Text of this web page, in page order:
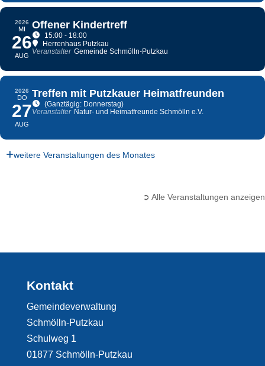
2026
MI
26
AUG
Offener Kindertreff
15:00 - 18:00
Herrenhaus Putzkau
Veranstalter Gemeinde Schmölln-Putzkau
2026
DO
27
AUG
Treffen mit Putzkauer Heimatfreunden
(Ganztägig: Donnerstag)
Veranstalter Natur- und Heimatfreunde Schmölln e.V.
weitere Veranstaltungen des Monates
➲ Alle Veranstaltungen anzeigen
Kontakt
Gemeindeverwaltung
Schmölln-Putzkau
Schulweg 1
01877 Schmölln-Putzkau